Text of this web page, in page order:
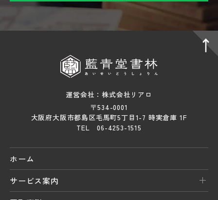
運営会社：株式会社リアロ
〒534-0001
大阪府大阪市都島区毛馬町5丁目1-7 時実倉庫 1F
TEL 06-4253-1515
ホーム
サービス案内